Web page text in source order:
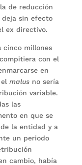
de reducción
sin efecto
ex directivo.
cinco millones
con el
en
malusno sería
variable.
las
en que se
la entidad y a
un periodo
cambio, había